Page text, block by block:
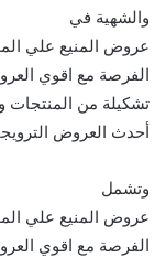
والشهية في
الفرصة مع اقوي
تشكيلة من المنتجات
أحدث العروض
وتشمل
الفرصة مع اقوي